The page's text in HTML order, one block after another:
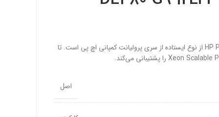
اس اس دی SATA
موس و کیبورد تسکو
موس و کیبورد لاجیتک
سرور HP Proliant DL380 Gen9 12LFF از نوع ایستاده از سری پرولیانت کمپانی اچ پی است. تا
اصل